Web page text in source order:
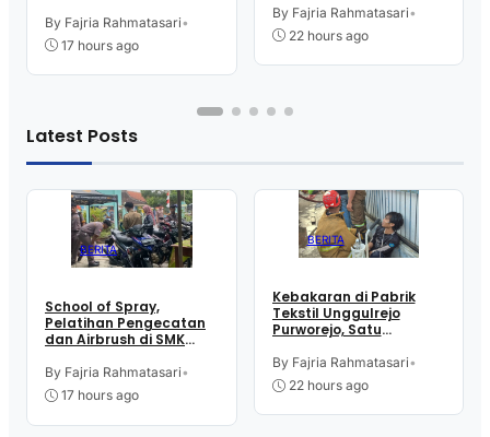
Kutoarjo
By Fajria Rahmatasari•
17 hours ago
Tulang, Petugas
Damkar Sesak Nafas
By Fajria Rahmatasari•
22 hours ago
Latest Posts
BERITA
School of Spray,
Pelatihan Pengecatan
dan Airbrush di SMK
Kutoarjo
By Fajria Rahmatasari•
17 hours ago
BERITA
Kebakaran di Pabrik
Tekstil Unggulrejo
Purworejo, Satu
Tulang, Petugas
Damkar Sesak Nafas
By Fajria Rahmatasari•
22 hours ago